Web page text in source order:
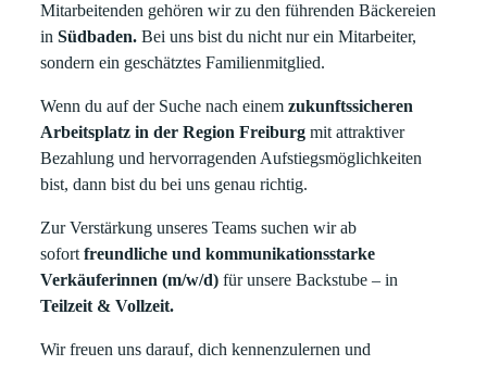
Mitarbeitenden gehören wir zu den führenden Bäckereien
inSüdbaden. Bei uns bist du nicht nur ein Mitarbeiter,
sondern ein geschätztes Familienmitglied.
Wenn du auf der Suche nach einemzukunftssicheren
Arbeitsplatz in der Region Freiburg mit attraktiver
Bezahlung und hervorragenden Aufstiegsmöglichkeiten
bist, dann bist du bei uns genau richtig.
Zur Verstärkung unseres Teams suchen wir ab
sofortfreundliche und kommunikationsstarke
Verkäuferinnen (m/w/d) für unsere Backstube – in
Teilzeit & Vollzeit.
Wir freuen uns darauf, dich kennenzulernen und